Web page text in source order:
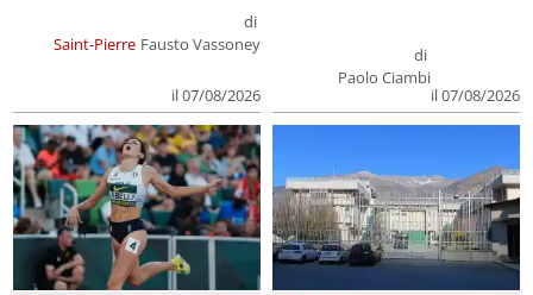
Saint-Pierre
di
Fausto Vassoney
il 07/08/2026
di
Paolo Ciambi
il 07/08/2026